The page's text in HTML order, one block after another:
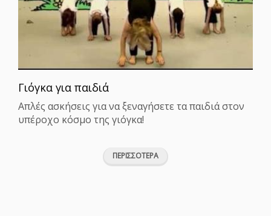
Γιόγκα για παιδιά
Απλές ασκήσεις για να ξεναγήσετε τα παιδιά στον
υπέροχο κόσμο της γιόγκα!
ΠΕΡΙΣΣΟΤΕΡΑ